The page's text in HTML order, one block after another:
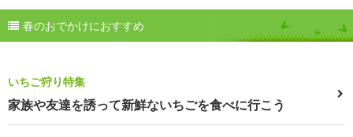
春のおでかけにおすすめ
いちご狩り特集
家族や友達を誘って新鮮ないちごを食べに行こう